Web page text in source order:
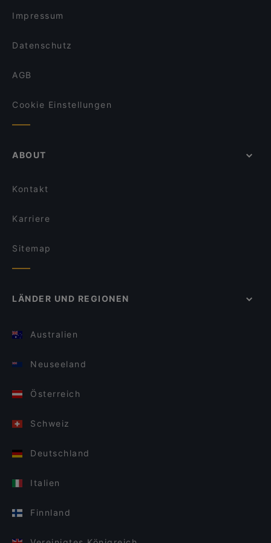
Luna Café & Bar
Impressum
Datenschutz
AGB
Cookie Einstellungen
ABOUT
Kontakt
Karriere
Sitemap
LÄNDER UND REGIONEN
Australien
Neuseeland
Österreich
Schweiz
Deutschland
Italien
Finnland